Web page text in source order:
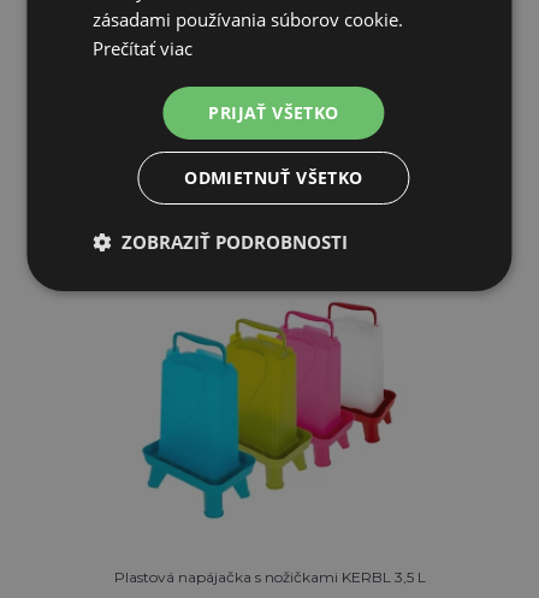
SKLADOM
PRIDAŤ DO KOŠÍKA
Plastová napájačka s nožičkami KERBL 3,5 L
zásadami používania súborov cookie.
Prečítať viac
PRIJAŤ VŠETKO
ODMIETNUŤ VŠETKO
ZOBRAZIŤ PODROBNOSTI